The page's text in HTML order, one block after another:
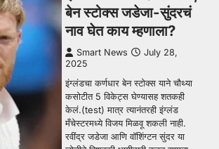
बेन स्टोक्स जडेजा-सुंदरचं
नाव घेत काय म्हणाला?
Smart News
July 28,
2025
इंग्लंडचा कर्णधार बेन स्टोक्स याने चौथ्या
कसोटीत 5 विकेट्स घेण्यासह शतकही
केलं.(test) मात्र त्यानंतरही इंग्लंड
मँचेस्टरमध्ये विजय मिळवू शकली नाही.
रवींद्र जडेजा आणि वॉशिंग्टन सुंदर या